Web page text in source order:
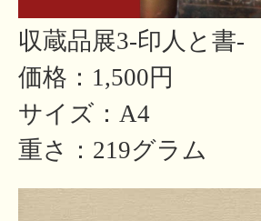
収蔵品展3-印人と書-
価格：1,500円
サイズ：A4
重さ：219グラム